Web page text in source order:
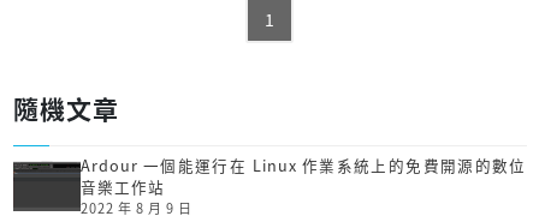
1
隨機文章
Ardour 一個能運行在 Linux 作業系統上的免費開源的數位
音樂工作站
2022 年 8 月 9 日